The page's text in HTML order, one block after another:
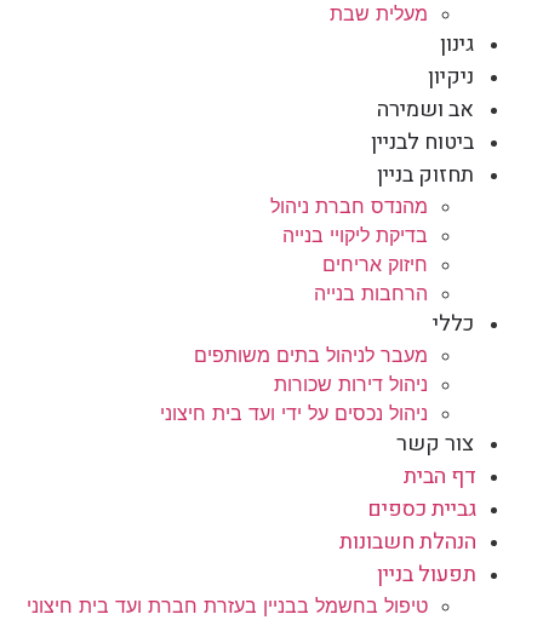
מעלית שבת
גינון
ניקיון
אב ושמירה
ביטוח לבניין
תחזוק בניין
מהנדס חברת ניהול
בדיקת ליקויי בנייה
חיזוק אריחים
הרחבות בנייה
כללי
מעבר לניהול בתים משותפים
ניהול דירות שכורות
ניהול נכסים על ידי ועד בית חיצוני
צור קשר
דף הבית
גביית כספים
הנהלת חשבונות
תפעול בניין
טיפול בחשמל בבניין בעזרת חברת ועד בית חיצוני